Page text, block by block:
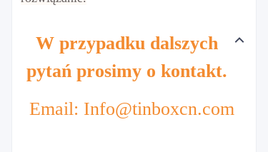
W przypadku dalszych
pytań prosimy o kontakt.
Email: Info@tinboxcn.com